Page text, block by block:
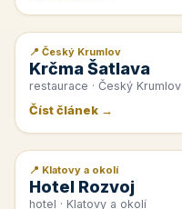
📰 PR článek
📍 Český Krumlov
Krčma Šatlava
restaurace · Český Krumlov
Číst článek →
📰 PR článek
📍 Klatovy a okolí
Hotel Rozvoj
hotel · Klatovy a okolí